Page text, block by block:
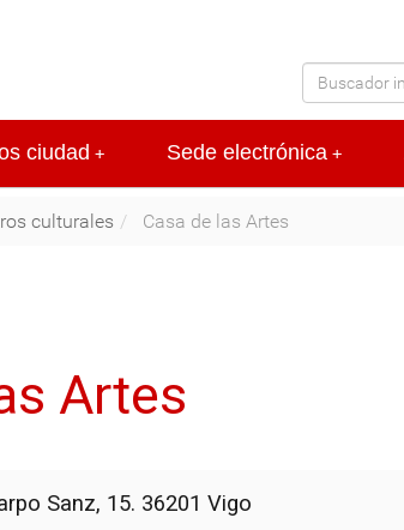
+
ciudad +
Sede electrónica
culturales Casa de las Artes
Artes
Sanz, 15. 36201 Vigo